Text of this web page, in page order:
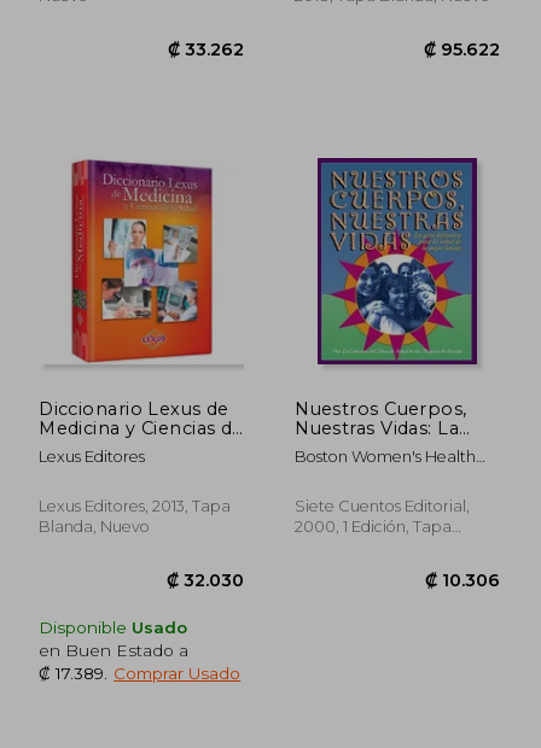
₡ 33.262
Diccionario Lexus de
Medicina y Ciencias de
la Salud
Lexus Editores
Lexus Editores, 2013, Tapa
Blanda, Nuevo
Disponible Usado
en Buen Estado a
₡ 17.389
Comprar Usado
Nuestros Cuerpos,
Nuestras Vidas: La
Guía Definitiva Para La
Salud de la Mujer
Boston Women's Health
Siete Cuentos Editorial,
2000, 1 Edición, Tapa